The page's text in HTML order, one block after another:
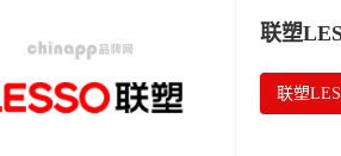
联塑
联塑